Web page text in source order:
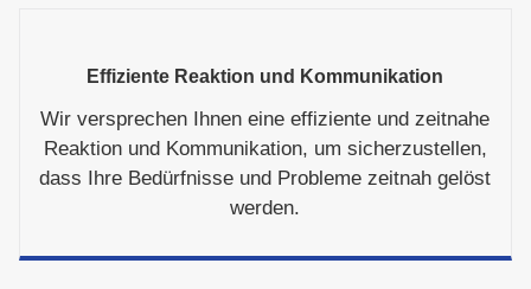
Effiziente Reaktion und Kommunikation
Wir versprechen Ihnen eine effiziente und zeitnahe
Reaktion und Kommunikation, um sicherzustellen,
dass Ihre Bedürfnisse und Probleme zeitnah gelöst
werden.